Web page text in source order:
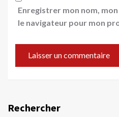
Enregistrer mon nom,
le navigateur pour mon
Rechercher